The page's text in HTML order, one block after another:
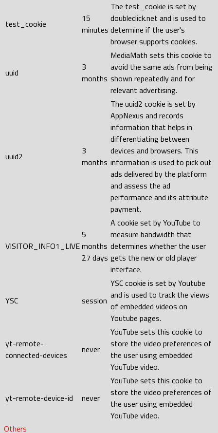
test_cookie
15
minutes
The test_cookie is set by
doubleclick.net and is used to
determine if the user's
browser supports cookies.
uuid
3
months
MediaMath sets this cookie to
avoid the same ads from being
shown repeatedly and for
relevant advertising.
uuid2
3
months
The uuid2 cookie is set by
AppNexus and records
information that helps in
differentiating between
devices and browsers. This
information is used to pick out
ads delivered by the platform
and assess the ad
performance and its attribute
payment.
VISITOR_INFO1_LIVE
5
months
27 days
A cookie set by YouTube to
measure bandwidth that
determines whether the user
gets the new or old player
interface.
YSC session
YSC cookie is set by Youtube
and is used to track the views
of embedded videos on
Youtube pages.
yt-remote-
connected-devices
never
YouTube sets this cookie to
store the video preferences of
the user using embedded
YouTube video.
yt-remote-device-id never
YouTube sets this cookie to
store the video preferences of
the user using embedded
YouTube video.
Others